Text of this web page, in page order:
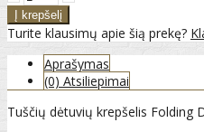
Turite klausimų apie šią prekę?
Aprašymas
(0) Atsiliepimai
Tuščių dėtuvių krepšelis Folding